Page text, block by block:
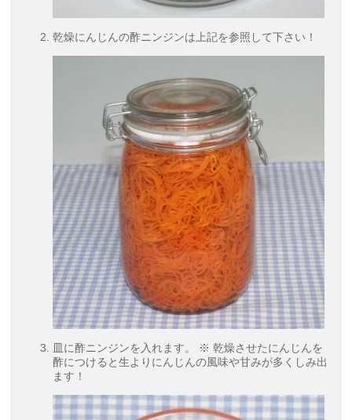
乾燥にんじんの酢ニンジンは上記を参照して下さい！
皿に酢ニンジンを入れます。 ※ 乾燥させたにんじんを
酢につけると生よりにんじんの風味や甘みが多くしみ出
ます！